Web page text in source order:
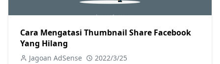
Cara Mengatasi Thumbnail Share Facebook
Yang Hilang
Jagoan AdSense 2022/3/25